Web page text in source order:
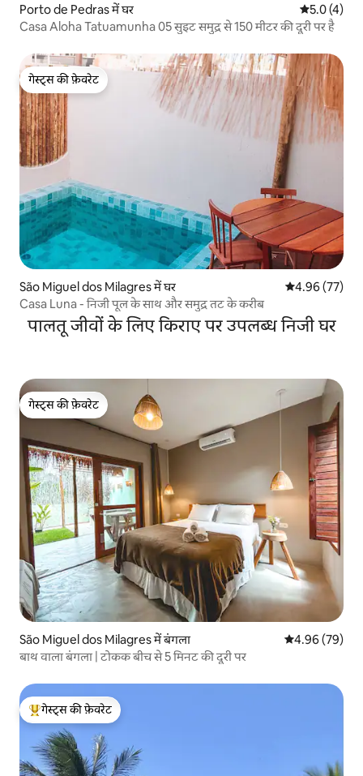
Porto de Pedras में घर औसत रेटिंग 5
5.0 (4)
Casa Aloha Tatuamunha 05 सुइट समुद्र से 150 मीटर की दूरी पर है
गेस्ट्स की फ़ेवरेट
गेस्ट्स की फ़ेवरेट
São Miguel dos Milagres में घर औसत रेटिंग 5 में
4.96 (77)
Casa Luna - निजी पूल के साथ और समुद्र तट के करीब
पालतू जीवों के लिए किराए पर उपलब्ध निजी घर
गेस्ट्स की फ़ेवरेट
गेस्ट्स की फ़ेवरेट
São Miguel dos Milagres में बंगला औसत रेटिंग 5 में
4.96 (79)
बाथ वाला बंगला | टोकक बीच से 5 मिनट की दूरी पर
गेस्ट्स का टॉप फ़ेवरेट
गेस्ट्स की फ़ेवरेट